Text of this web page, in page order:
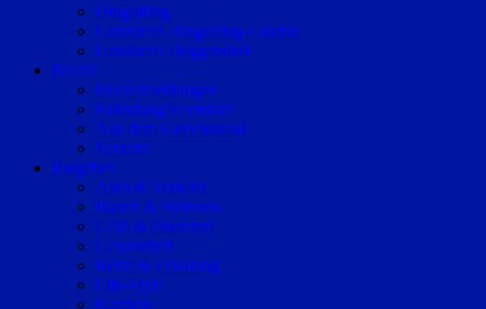
Dingolfing
Landkreis Dingolfing-Landau
Landkreis Deggendorf
Polizei
Polizeimeldungen
Fahndung/Vermisste
Aus dem Gerichtssaal
Verkehr
Ratgeber
Auto & Verkehr
Bauen & Wohnen
Geld & Finanzen
Gesundheit
Reise & Erholung
Life-Style
Karriere